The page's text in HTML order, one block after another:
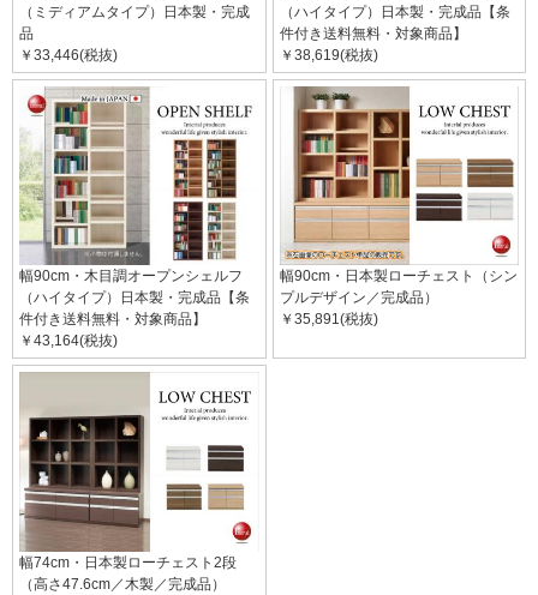
（ミディアムタイプ）日本製・完成
品
￥33,446(税抜)
（ハイタイプ）日本製・完成品【条
件付き送料無料・対象商品】
￥38,619(税抜)
幅90cm・木目調オープンシェルフ
（ハイタイプ）日本製・完成品【条
件付き送料無料・対象商品】
￥43,164(税抜)
幅90cm・日本製ローチェスト（シン
プルデザイン／完成品）
￥35,891(税抜)
幅74cm・日本製ローチェスト2段
（高さ47.6cm／木製／完成品）